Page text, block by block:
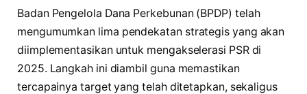
Badan Pengelola Dana Perkebunan (BPDP) telah
mengumumkan lima pendekatan strategis yang akan
diimplementasikan untuk mengakselerasi PSR di
2025. Langkah ini diambil guna memastikan
tercapainya target yang telah ditetapkan, sekaligus